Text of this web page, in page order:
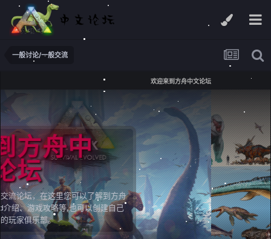
一般讨论/一般交流
欢迎来到方舟中文论坛
欢迎来到方舟中
文论坛
全新的ARK生存进化交流论坛，在这里您可以了解到方舟
最新动态、方舟Mod介绍、游戏攻略等,也可以创建自己
的玩家俱乐部。